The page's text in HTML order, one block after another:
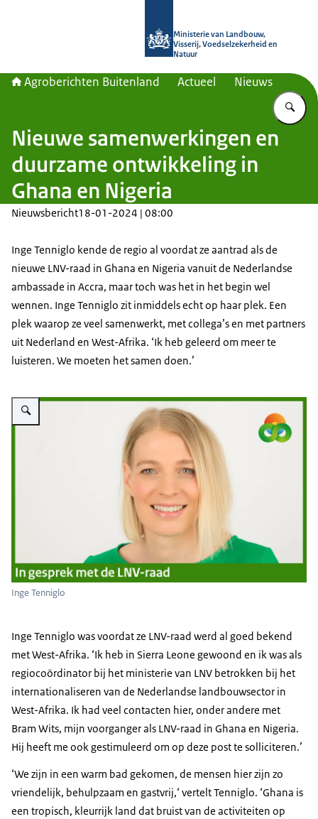
Ministerie van Landbouw,
Visserij, Voedselzekerheid en
Natuur
Agroberichten Buitenland Actueel Nieuws
Nieuwe samenwerkingen en
duurzame ontwikkeling in
Ghana en Nigeria
Nieuwsbericht18-01-2024 | 08:00
Inge Tenniglo kende de regio al voordat ze aantrad als de
nieuwe LNV-raad in Ghana en Nigeria vanuit de Nederlandse
ambassade in Accra, maar toch was het in het begin wel
wennen. Inge Tenniglo zit inmiddels echt op haar plek. Een
plek waarop ze veel samenwerkt, met collega’s en met partners
uit Nederland en West-Afrika. ‘Ik heb geleerd om meer te
luisteren. We moeten het samen doen.’
Vergroot afbeelding In gesprek met Inge Tenniglo
Inge Tenniglo
Inge Tenniglo was voordat ze LNV-raad werd al goed bekend
met West-Afrika. ‘Ik heb in Sierra Leone gewoond en ik was als
regiocoördinator bij het ministerie van LNV betrokken bij het
internationaliseren van de Nederlandse landbouwsector in
West-Afrika. Ik had veel contacten hier, onder andere met
Bram Wits, mijn voorganger als LNV-raad in Ghana en Nigeria.
Hij heeft me ook gestimuleerd om op deze post te solliciteren.’
‘We zijn in een warm bad gekomen, de mensen hier zijn zo
vriendelijk, behulpzaam en gastvrij,‘ vertelt Tenniglo. ‘Ghana is
een tropisch, kleurrijk land dat bruist van de activiteiten op